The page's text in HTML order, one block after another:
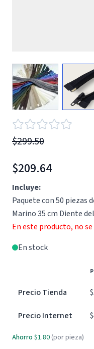
View larger
$299.50
$209.64
Incluye:
Paquete con 50 piezas
Marino 35 cm Diente
En este producto, no
En stock
Precio Tienda
Precio Internet
Ahorro $1.80 (por pieza)